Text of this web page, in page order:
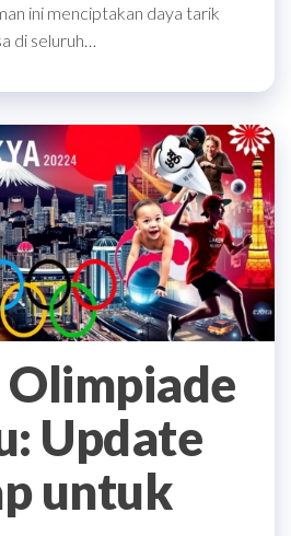
ini menciptakan daya tarik
di seluruh…
Update
untuk